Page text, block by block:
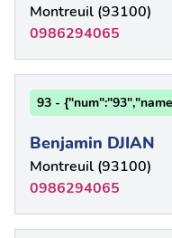
Montreuil (93100)
0986294065
93 -
Benjamin DJIAN
Montreuil (93100)
0986294065